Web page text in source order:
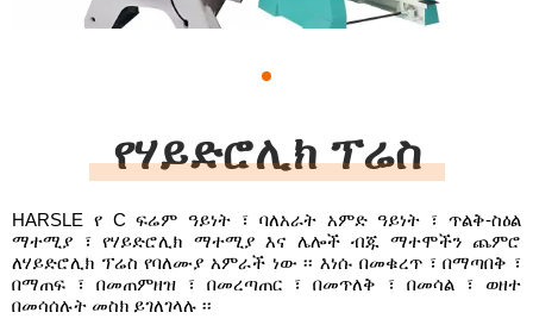
የሃይድሮሊክ ፕሬስ
HARSLE የ C ፍሬም ዓይነት ፣ ባለአራት አምድ ዓይነት ፣ ጥልቅ-ስዕል
ማተሚያ ፣ የሃይድሮሊክ ማተሚያ እና ሌሎች ብጁ ማተሞችን ጨምሮ
ለሃይድሮሊክ ፕሬስ የባለሙያ አምራች ነው ፡፡ እነሱ በመቁረጥ ፣ በማጣበቅ ፣
በማጠፍ ፣ በመጠምዘዝ ፣ በመረጣጠር ፣ በመጥለቅ ፣ በመሳል ፣ ወዘተ
በመሳሰሉት መስክ ይገለገላሉ ፡፡